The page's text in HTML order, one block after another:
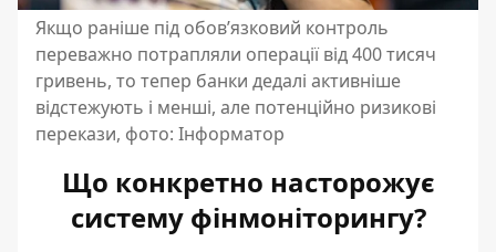
Якщо раніше під обов’язковий контроль
переважно потрапляли операції від 400 тисяч
гривень, то тепер банки дедалі активніше
відстежують і менші, але потенційно ризикові
перекази, фото: Інформатор
Що конкретно насторожує
систему фінмоніторингу?